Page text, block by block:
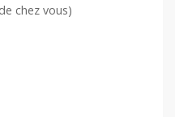
chez vous)